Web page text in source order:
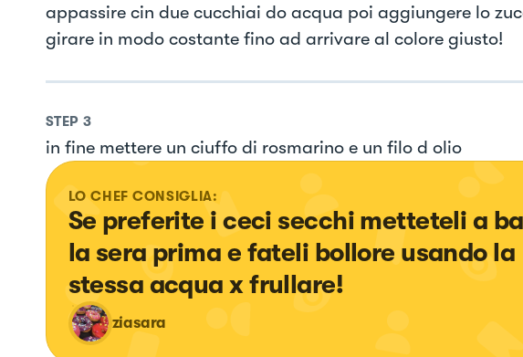
appassire cin due cucchiai do acqua poi aggiungere lo
girare in modo costante fino ad arrivare al colore giusto!
STEP 3
in fine mettere un ciuffo di rosmarino e un filo d olio
LO CHEF CONSIGLIA:
Se preferite i ceci secchi metteteli a
la sera prima e fateli bollore usando la
stessa acqua x frullare!
ziasara